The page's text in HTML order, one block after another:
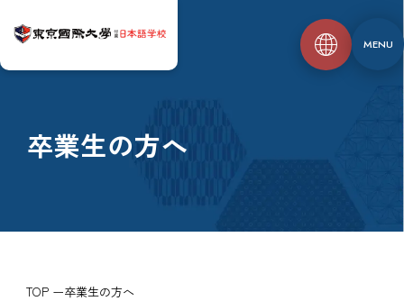
MENU
卒業生の方へ
TOP 卒業生の方へ